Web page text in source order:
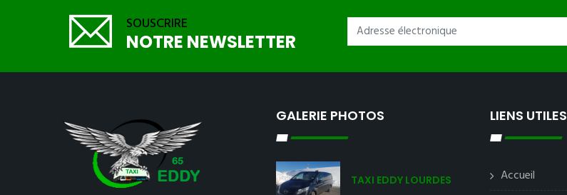
SOUSCRIRE
NOTRE NEWSLETTER
GALERIE PHOTOS
TAXI EDDY LOURDES
LIENS UTILES
Accueil